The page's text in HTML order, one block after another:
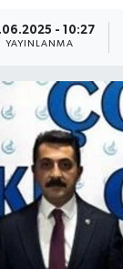
- 10:27
YAYINLANMA